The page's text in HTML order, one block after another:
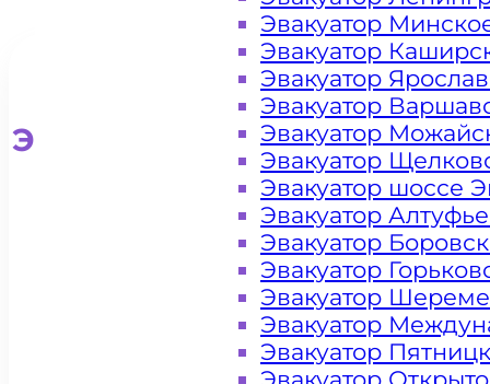
Эвакуатор для легковых
Эвакуатор
Эвакуатор
Эвакуатор
Эвакуатор
Эвакуатор
Эвакуатор
Эвакуатор шоссе
Эвакуатор
Эвакуатор
Эвакуатор
Эвакуатор
Эвакуатор
Эвакуатор